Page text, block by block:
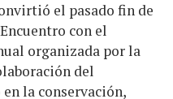
el pasado fin de
con el
organizada por la
del
la conservación,